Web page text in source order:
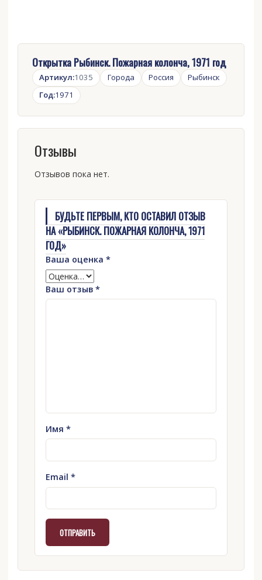
Открытка Рыбинск. Пожарная колонча, 1971 год
Артикул:1035 Города Россия
Рыбинск
Год:1971
Отзывы
Отзывов пока нет.
БУДЬТЕ ПЕРВЫМ, КТО ОСТАВИЛ ОТЗЫВ
НА «РЫБИНСК. ПОЖАРНАЯ КОЛОНЧА, 1971
ГОД»
Ваша оценка *
Ваш отзыв *
Имя *
Email *